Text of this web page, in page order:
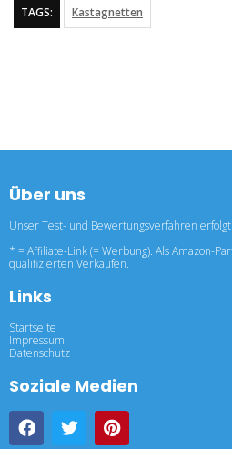
TAGS: Kastagnetten
Über uns
Unser Test- und Bewertungsverfahren
* = Affiliate-Link (= Werbung). Als Amazon-
qualifizierten Verkäufen.
Links
Startseite
Impressum
Datenschutz
Soziale Medien